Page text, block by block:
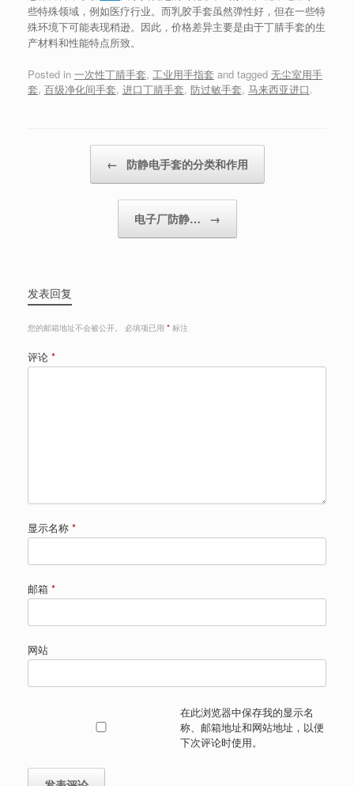
些特殊领域，例如医疗行业。而乳胶手套虽然弹性好，但在一些特
殊环境下可能表现稍逊。因此，价格差异主要是由于丁腈手套的生
产材料和性能特点所致。
Posted in 一次性丁腈手套, 工业用手指套 and tagged 无尘室用手
套, 百级净化间手套, 进口丁腈手套, 防过敏手套, 马来西亚进口.
← 防静电手套的分类和作用
电子厂防静… →
发表回复
您的邮箱地址不会被公开。 必填项已用 * 标注
评论 *
显示名称 *
邮箱 *
网站
在此浏览器中保存我的显示名
称、邮箱地址和网站地址，以便
下次评论时使用。